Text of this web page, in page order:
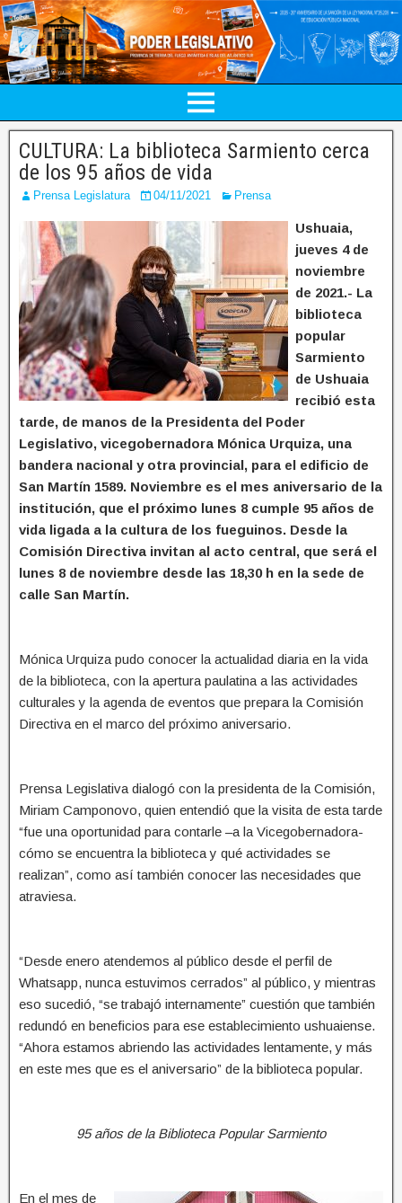
CULTURA: La biblioteca Sarmiento cerca
de los 95 años de vida
Prensa Legislatura 04/11/2021 Prensa
Ushuaia,
jueves 4 de
noviembre
de 2021.- La
biblioteca
popular
Sarmiento
de Ushuaia
recibió esta
tarde, de manos de la Presidenta del Poder
Legislativo, vicegobernadora Mónica Urquiza, una
bandera nacional y otra provincial, para el edificio de
San Martín 1589. Noviembre es el mes aniversario de la
institución, que el próximo lunes 8 cumple 95 años de
vida ligada a la cultura de los fueguinos. Desde la
Comisión Directiva invitan al acto central, que será el
lunes 8 de noviembre desde las 18,30 h en la sede de
calle San Martín.
Mónica Urquiza pudo conocer la actualidad diaria en la vida
de la biblioteca, con la apertura paulatina a las actividades
culturales y la agenda de eventos que prepara la Comisión
Directiva en el marco del próximo aniversario.
Prensa Legislativa dialogó con la presidenta de la Comisión,
Miriam Camponovo, quien entendió que la visita de esta tarde
“fue una oportunidad para contarle –a la Vicegobernadora-
cómo se encuentra la biblioteca y qué actividades se
realizan”, como así también conocer las necesidades que
atraviesa.
“Desde enero atendemos al público desde el perfil de
Whatsapp, nunca estuvimos cerrados” al público, y mientras
eso sucedió, “se trabajó internamente” cuestión que también
redundó en beneficios para ese establecimiento ushuaiense.
“Ahora estamos abriendo las actividades lentamente, y más
en este mes que es el aniversario” de la biblioteca popular.
95 años de la Biblioteca Popular Sarmiento
En el mes de